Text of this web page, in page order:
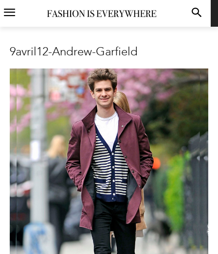
9avril12-Andrew-Garfield